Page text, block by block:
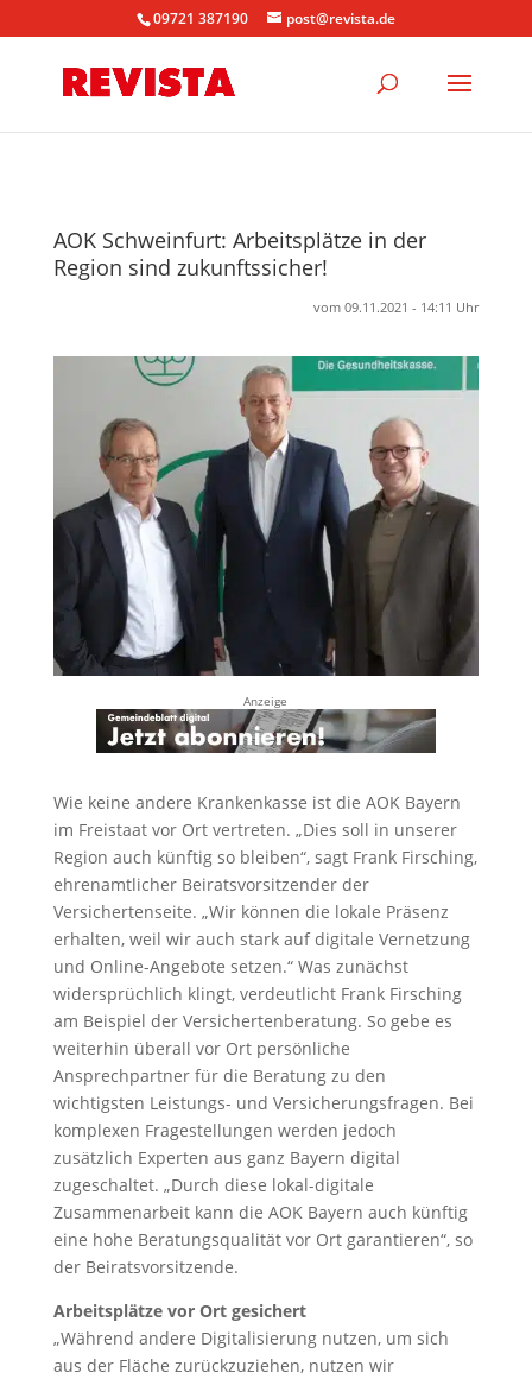
09721 387190 post@revista.de
AOK Schweinfurt: Arbeitsplätze in der
Region sind zukunftssicher!
vom 09.11.2021 - 14:11 Uhr
Anzeige
Wie keine andere Krankenkasse ist die AOK Bayern
im Freistaat vor Ort vertreten. „Dies soll in unserer
Region auch künftig so bleiben“, sagt Frank Firsching,
ehrenamtlicher Beiratsvorsitzender der
Versichertenseite. „Wir können die lokale Präsenz
erhalten, weil wir auch stark auf digitale Vernetzung
und Online-Angebote setzen.“ Was zunächst
widersprüchlich klingt, verdeutlicht Frank Firsching
am Beispiel der Versichertenberatung. So gebe es
weiterhin überall vor Ort persönliche
Ansprechpartner für die Beratung zu den
wichtigsten Leistungs- und Versicherungsfragen. Bei
komplexen Fragestellungen werden jedoch
zusätzlich Experten aus ganz Bayern digital
zugeschaltet. „Durch diese lokal-digitale
Zusammenarbeit kann die AOK Bayern auch künftig
eine hohe Beratungsqualität vor Ort garantieren“, so
der Beiratsvorsitzende.
Arbeitsplätze vor Ort gesichert
„Während andere Digitalisierung nutzen, um sich
aus der Fläche zurückzuziehen, nutzen wir